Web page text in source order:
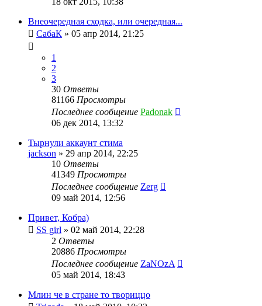
Внеочередная сходка, или очередная...
СабаК » 05 апр 2014, 21:25
1
2
3
30 Ответы
81166 Просмотры
Последнее сообщение Padonak
06 дек 2014, 13:32
Тырнули аккаунт стима
jackson » 29 апр 2014, 22:25
10 Ответы
41349 Просмотры
Последнее сообщение Zerg
09 май 2014, 12:56
Привет, Кобра)
SS girl » 02 май 2014, 22:28
2 Ответы
20886 Просмотры
Последнее сообщение ZaNOzA
05 май 2014, 18:43
Млин че в стране то твориццо